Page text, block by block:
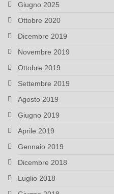
Giugno 2025
Ottobre 2020
Dicembre 2019
Novembre 2019
Ottobre 2019
Settembre 2019
Agosto 2019
Giugno 2019
Aprile 2019
Gennaio 2019
Dicembre 2018
Luglio 2018